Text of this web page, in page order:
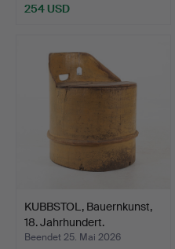
254 USD
KUBBSTOL, Bauernkunst,
18. Jahrhundert.
Beendet 25. Mai 2026